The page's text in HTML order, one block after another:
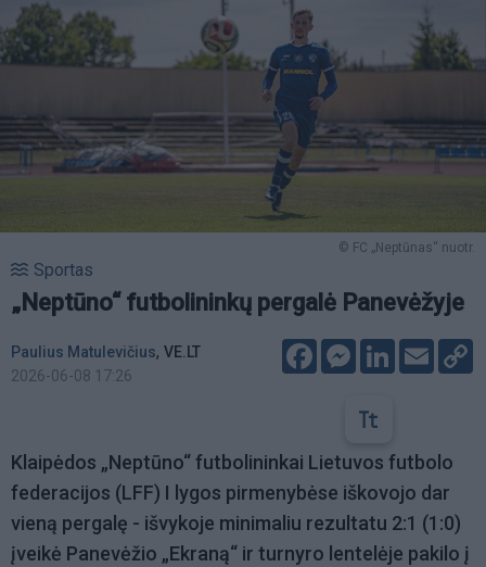
© FC „Neptūnas“ nuotr.
Sportas
„Neptūno“ futbolininkų pergalė Panevėžyje
Paulius Matulevičius, VE.LT
2026-06-08 17:26
FacebookMessenger
LinkedIn
Email
Klaipėdos „Neptūno“ futbolininkai Lietuvos futbolo
federacijos (LFF) I lygos pirmenybėse iškovojo dar
vieną pergalę - išvykoje minimaliu rezultatu 2:1 (1:0)
įveikė Panevėžio „Ekraną“ ir turnyro lentelėje pakilo į